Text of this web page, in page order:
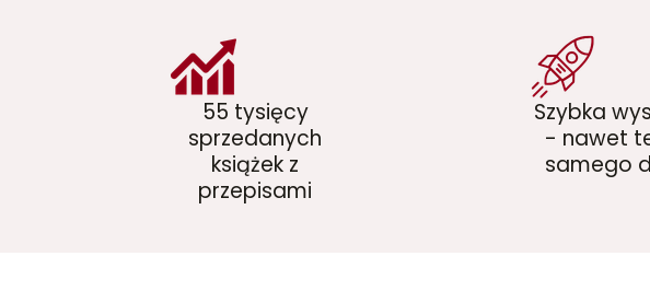
55 tysięcy
sprzedanych
książek z
przepisami
Szybka
- nawet
samego